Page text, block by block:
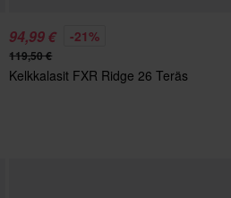
94,99 € -21%
119,50 €
Kelkkalasit FXR Ridge 26 Teräs